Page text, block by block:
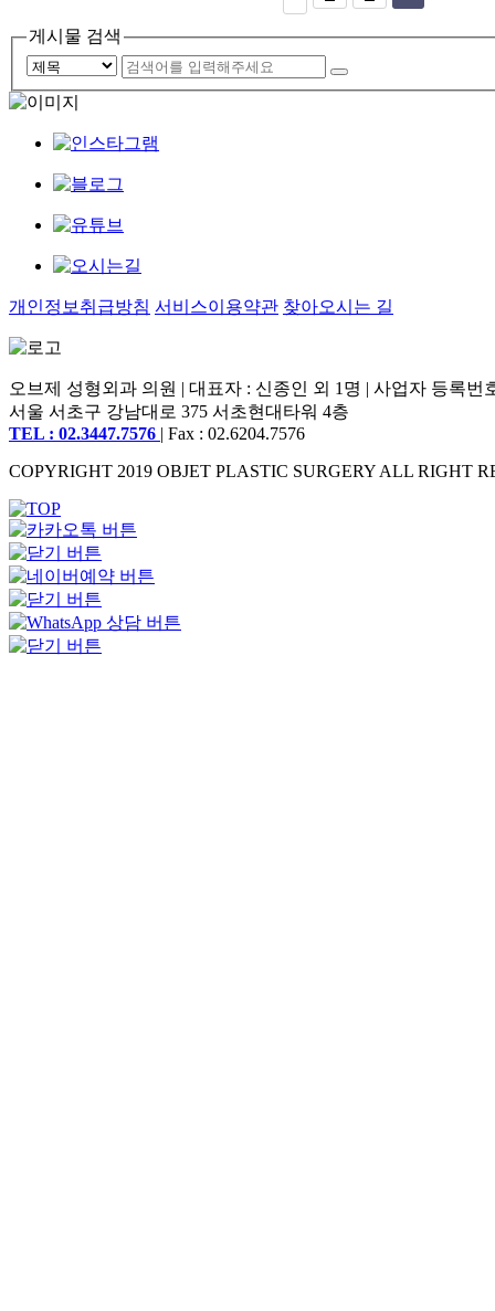
게시물 검색
개인정보취급방침 서비스이용약관 찾아오시는 길
오브제 성형외과 의원 | 대표자 : 신종인 외 1명 | 사업자 등록번
서울 서초구 강남대로 375 서초현대타워 4층
TEL : 02.3447.7576 | Fax : 02.6204.7576
COPYRIGHT 2019 OBJET PLASTIC SURGERY ALL RIGHT